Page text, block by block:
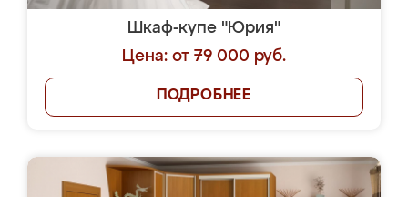
Шкаф-купе "Юрия"
Цена: от 79 000 руб.
ПОДРОБНЕЕ